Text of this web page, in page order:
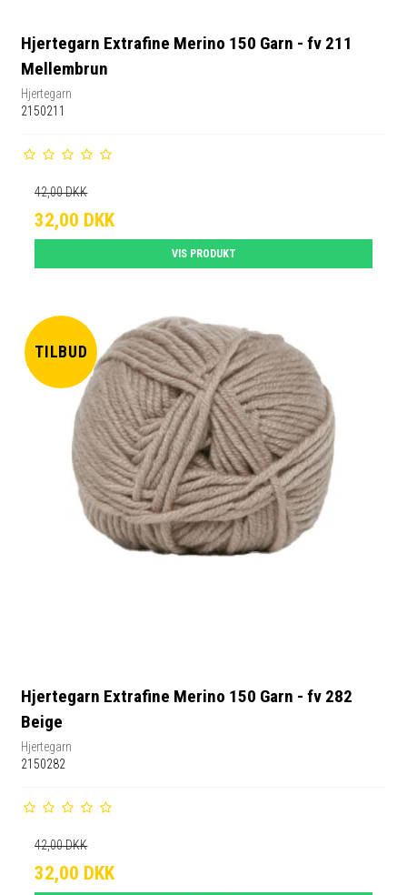
Hjertegarn Extrafine Merino 150 Garn - fv 211
Mellembrun
Hjertegarn
2150211
42,00 DKK
32,00 DKK
VIS PRODUKT
TILBUD
Hjertegarn Extrafine Merino 150 Garn - fv 282
Beige
Hjertegarn
2150282
42,00 DKK
32,00 DKK